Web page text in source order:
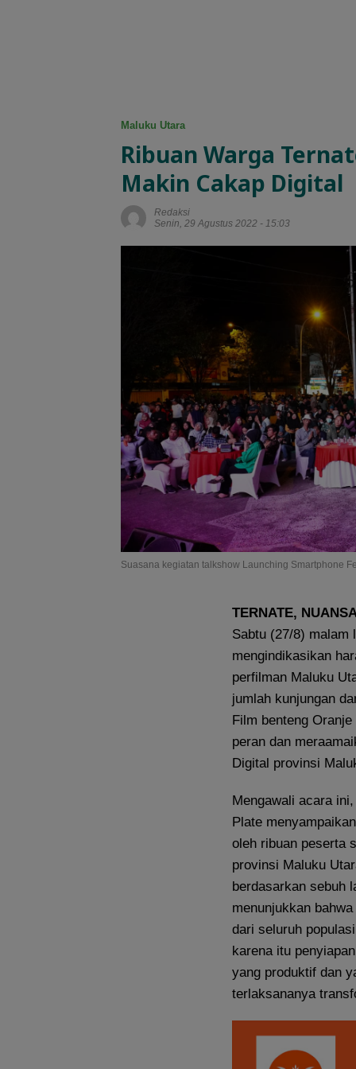
Maluku Utara
Ribuan Warga
Makin Cakap Digital
Redaksi
Senin, 29 Agustus 2022 - 15:03
Suasana kegiatan talkshow Launching Smartphone
TERNATE,
Sabtu (27/8) malam
mengindikasikan
perfilman Maluku
jumlah kunjungan
Film benteng
peran dan
Digital provinsi
Mengawali acara
Plate
oleh ribuan peserta
provinsi Maluku
berdasarkan sebuh
menunjukkan
dari seluruh
karena itu
yang produktif dan
terlaksananya